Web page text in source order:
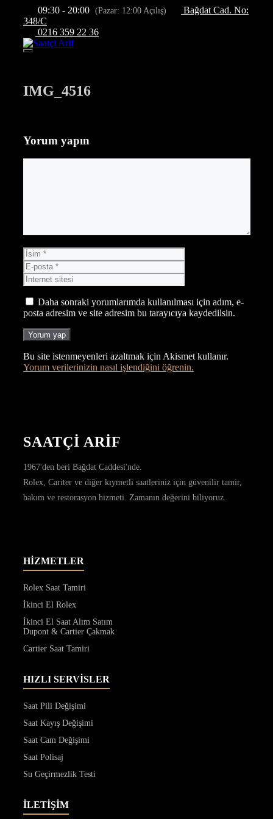
09:30 - 20:00 (Pazar: 12:00 Açılış)
Bağdat Cad. No:
348/C
0216 359 22 36
Menü
IMG_4516
Yorum yapın
İsim
posta
sitesi
Daha sonraki yorumlarımda kullanılması için adım, e-
posta adresim ve site adresim bu tarayıcıya kaydedilsin.
Bu site istenmeyenleri azaltmak için Akismet kullanır.
Yorum verilerinizin nasıl işlendiğini öğrenin.
SAATÇİ ARİF
1967'den beri Bağdat Caddesi'nde.
Rolex, Cariter ve diğer kıymetli saatleriniz için güvenilir tamir,
bakım ve restorasyon hizmeti. Zamanın değerini biliyoruz.
HİZMETLER
Rolex Saat Tamiri
İkinci El Rolex
İkinci El Saat Alım Satım
Dupont & Cartier Çakmak
Cartier Saat Tamiri
HIZLI SERVİSLER
Saat Pili Değişimi
Saat Kayış Değişimi
Saat Cam Değişimi
Saat Polisaj
Su Geçirmezlik Testi
İLETİŞİM